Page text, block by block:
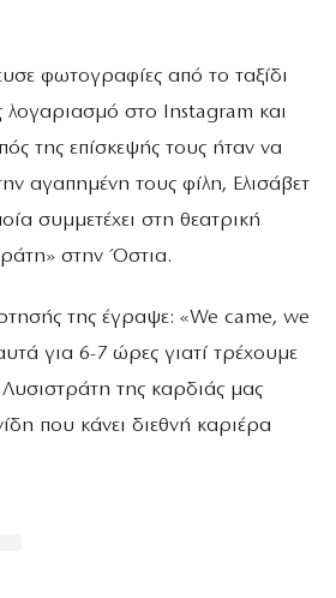
φωτογραφίες από το ταξίδι
στο Instagram και
της επίσκεψής τους ήταν να
αγαπημένη τους φίλη, Ελισάβετ
συμμετέχει στη θεατρική
στην Όστια.
της έγραψε: «We came, we
για 6-7 ώρες γιατί τρέχουμε
της καρδιάς μας
που κάνει διεθνή καριέρα